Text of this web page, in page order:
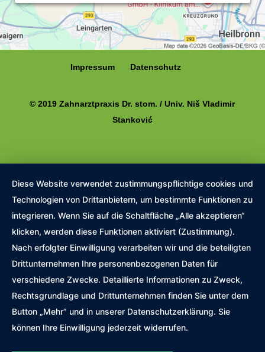
Impressum Datenschutz
© 2019 Zahnarztpraxis Dr. stom. / Univ. Niš Vladimir
Stanković
Diese Website verwendet zustimmungspflichtige cookies und
Technologien von Drittanbietern, um bestimmte Funktionen zu
integrieren. Wenn Sie auf die Schaltfläche „Alle akzeptieren“
klicken, werden diese Funktionen aktiviert (Zustimmung).
Nach erfolgter Einwilligung verarbeiten wir und die beteiligten
Drittunternehmen Ihre personenbezogenen Daten für
verschiedene Zwecke. Detaillierte Informationen zu Zweck,
Rechtsgrundlage und Drittunternehmen finden Sie unter dem
Button „Mehr“ und in unserer Datenschutzerklärung. Sie
können Ihre Einwilligung jederzeit widerrufen.